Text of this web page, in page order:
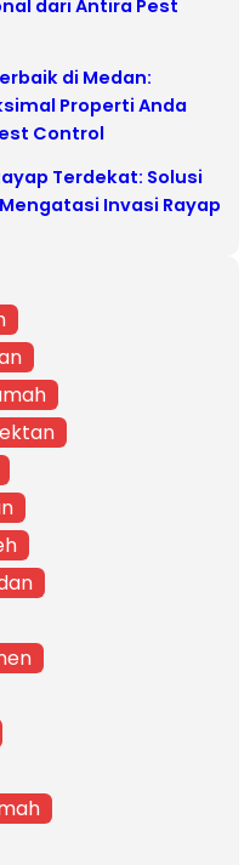
dari Antira Pest
di Medan:
Properti Anda
Control
Terdekat: Solusi
Invasi Rayap